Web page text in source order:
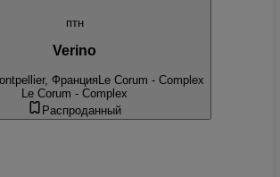
птн
Verino
Франция Le Corum - Complex
Le Corum - Complex
Распроданный